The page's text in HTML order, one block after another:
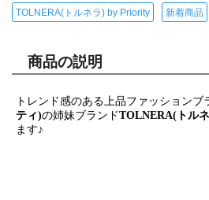
TOLNERA(トルネラ) by Priority 新着商品
商品の説明
トレンド感のある上品ファッションブ
ティ)の姉妹ブランドTOLNERA(トル
ます♪